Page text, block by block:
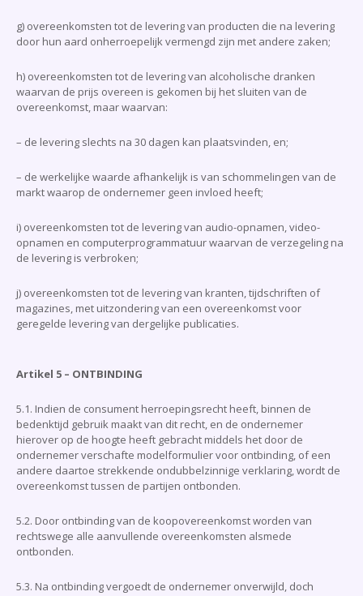
g) overeenkomsten tot de levering van producten die na levering
door hun aard onherroepelijk vermengd zijn met andere zaken;
h) overeenkomsten tot de levering van alcoholische dranken
waarvan de prijs overeen is gekomen bij het sluiten van de
overeenkomst, maar waarvan:
– de levering slechts na 30 dagen kan plaatsvinden, en;
– de werkelijke waarde afhankelijk is van schommelingen van de
markt waarop de ondernemer geen invloed heeft;
i) overeenkomsten tot de levering van audio-opnamen, video-
opnamen en computerprogrammatuur waarvan de verzegeling na
de levering is verbroken;
j) overeenkomsten tot de levering van kranten, tijdschriften of
magazines, met uitzondering van een overeenkomst voor
geregelde levering van dergelijke publicaties.
Artikel 5 – ONTBINDING
5.1. Indien de consument herroepingsrecht heeft, binnen de
bedenktijd gebruik maakt van dit recht, en de ondernemer
hierover op de hoogte heeft gebracht middels het door de
ondernemer verschafte modelformulier voor ontbinding, of een
andere daartoe strekkende ondubbelzinnige verklaring, wordt de
overeenkomst tussen de partijen ontbonden.
5.2. Door ontbinding van de koopovereenkomst worden van
rechtswege alle aanvullende overeenkomsten alsmede
ontbonden.
5.3. Na ontbinding vergoedt de ondernemer onverwijld, doch